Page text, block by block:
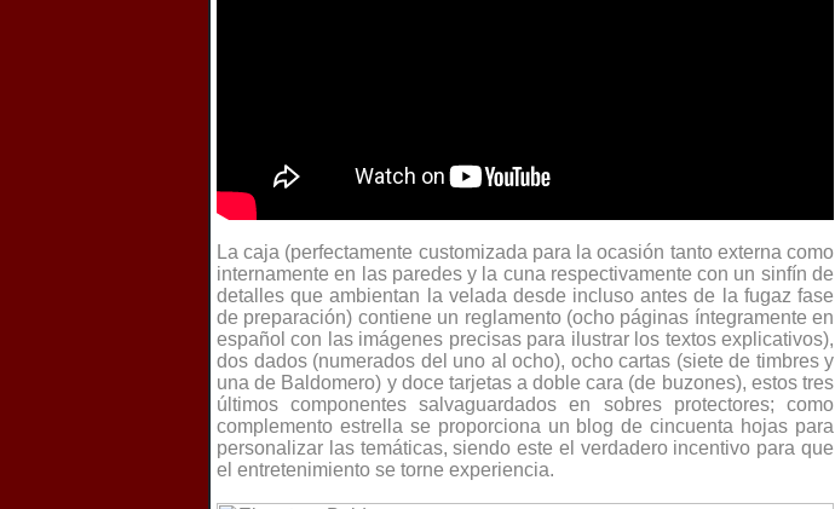
La caja (perfectamente customizada para la ocasión tanto externa como
internamente en las paredes y la cuna respectivamente con un sinfín de
detalles que ambientan la velada desde incluso antes de la fugaz fase
de preparación) contiene un reglamento (ocho páginas íntegramente en
español con las imágenes precisas para ilustrar los textos explicativos),
dos dados (numerados del uno al ocho), ocho cartas (siete de timbres y
una de Baldomero) y doce tarjetas a doble cara (de buzones), estos tres
últimos componentes salvaguardados en sobres protectores; como
complemento estrella se proporciona un blog de cincuenta hojas para
personalizar las temáticas, siendo este el verdadero incentivo para que
el entretenimiento se torne experiencia.